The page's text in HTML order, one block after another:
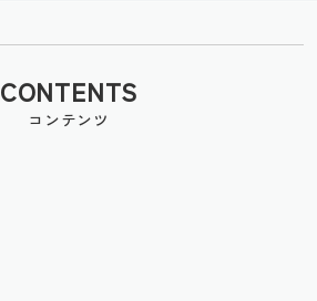
CONTENTS
コンテンツ